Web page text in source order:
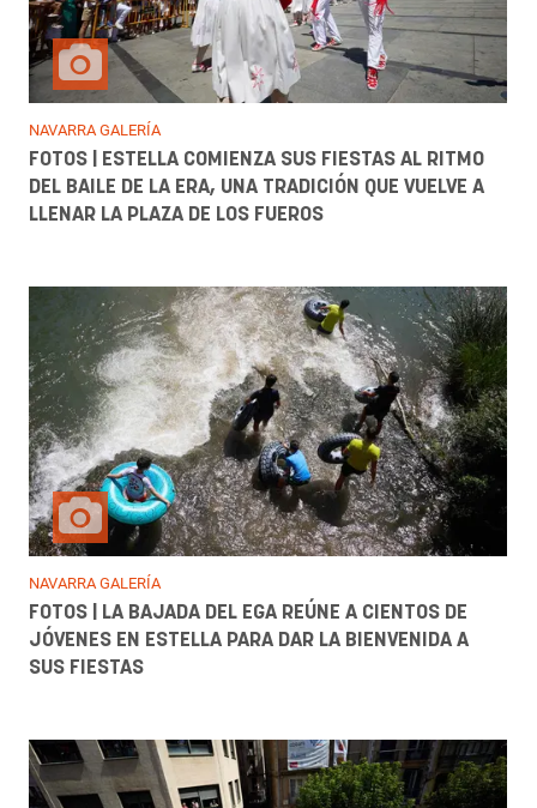
NAVARRA GALERÍA
FOTOS | ESTELLA COMIENZA SUS FIESTAS AL RITMO
DEL BAILE DE LA ERA, UNA TRADICIÓN QUE VUELVE A
LLENAR LA PLAZA DE LOS FUEROS
NAVARRA GALERÍA
FOTOS | LA BAJADA DEL EGA REÚNE A CIENTOS DE
JÓVENES EN ESTELLA PARA DAR LA BIENVENIDA A
SUS FIESTAS